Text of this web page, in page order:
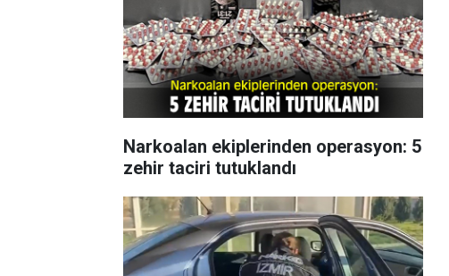
Narkoalan ekiplerinden operasyon: 5
zehir taciri tutuklandı